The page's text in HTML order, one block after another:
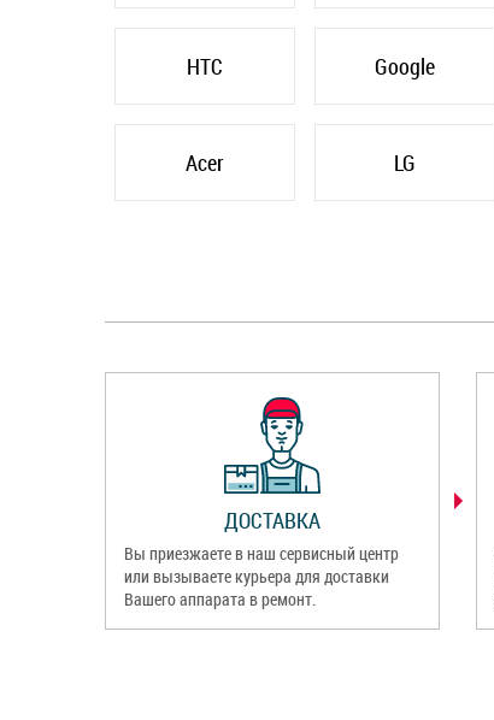
HTC Google
Acer LG
ДОСТАВКА
Вы приезжаете в наш сервисный центр
или вызываете курьера для доставки
Вашего аппарата в ремонт.